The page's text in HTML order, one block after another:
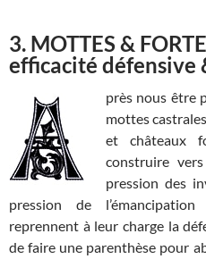
3. MOTTES &
efficacité
près nous être
mottes
et châteaux
construire
pression des
pression de
reprennent à leur charge la
de faire une parenthèse pour